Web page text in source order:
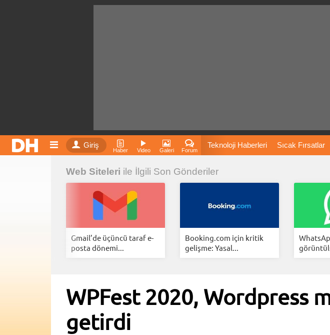
Giriş
Haber Video Galeri Forum
Teknoloji Haberleri Sıcak Fırsatlar
Film
Web Siteleri ile İlgili Son Gönderiler
Gmail’de üçüncü taraf e-
posta dönemi...
Booking.com için kritik
gelişme: Yasal...
WPFest 2020, Wordpress
getirdi